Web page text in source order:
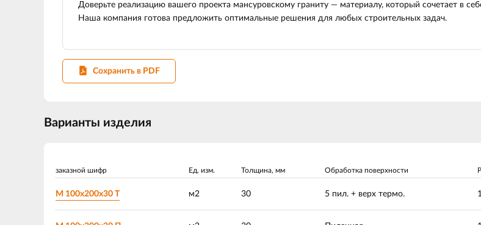
Доверьте реализацию вашего проекта мансуровскому граниту — материалу, который сочетает в
Наша компания готова предложить оптимальные решения для любых строительных задач.
Сохранить в PDF
Варианты изделия
заказной шифр Ед. изм. Толщина, мм Обработка поверхности
М 100х200х30 Т м2 30 5 пил. + верх термо.